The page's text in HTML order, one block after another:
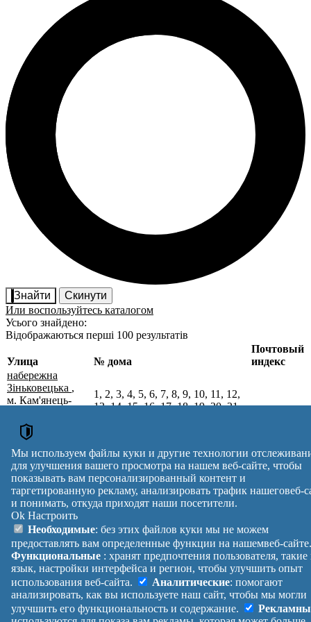
Знайти
Скинути
Или воспользуйтесь каталогом
Усього знайдено:
Відображаються перші 100 результатів
Почтовые индексы Украины. Обновлено : 27-07-2026.
Улица № дома
Почтовый
индекс
набережна
Зіньковецька ,
м. Кам'янець-
Кам'янець-
Подільський р-н,
Хмельницька
обл.
1, 2, 3, 4, 5, 6, 7, 8, 9, 10, 11, 12,
13, 14, 15, 16, 17, 18, 19, 20, 21,
Вулиця № будинків
Індекс
reklama
Правила
Помощь
Платные
услуги
Политика
конфиденциальности
Манифест
О проекте
Обратная
связь
Украина
Вход |
Выход
Мы используем файлы куки и другие технологии
для улучшения вашего просмотра на нашем веб-сайте, чтобы
показывать вам персонализированный контент и
таргетированную рекламу, анализировать трафик нашеговеб-
и понимать, откуда приходят наши посетители.
Ok Настроить
Необходимые: без этих файлов куки мы не можем
предоставлять вам определенные функции на нашемвеб-
Функциональные : хранят предпочтения пользователя, такие
язык, настройки интерфейса и регион, чтобы улучшить опыт
использования веб-сайта.
Аналитические: помогают
анализировать, как вы используете наш сайт, чтобы мы могли
улучшить его функциональность и содержание.